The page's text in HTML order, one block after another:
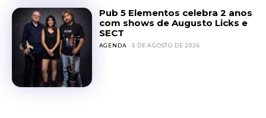
Pub 5 Elementos celebra 2 anos
com shows de Augusto Licks e
SECT
AGENDA 5 DE AGOSTO DE 2026